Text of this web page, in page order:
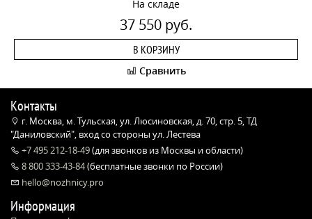
На складе
37 550 руб.
В КОРЗИНУ
Сравнить
Контакты
г. Москва, м. Тульская, ул. Люсиновская, д. 70, стр. 5, ТД
"Даниловский", вход со стороны ул. Лестева
+7 495 212-18-49(для звонков из Москвы и области)
8 800 333-43-84(бесплатные звонки по России)
hello@nozhnicy.pro
Информация